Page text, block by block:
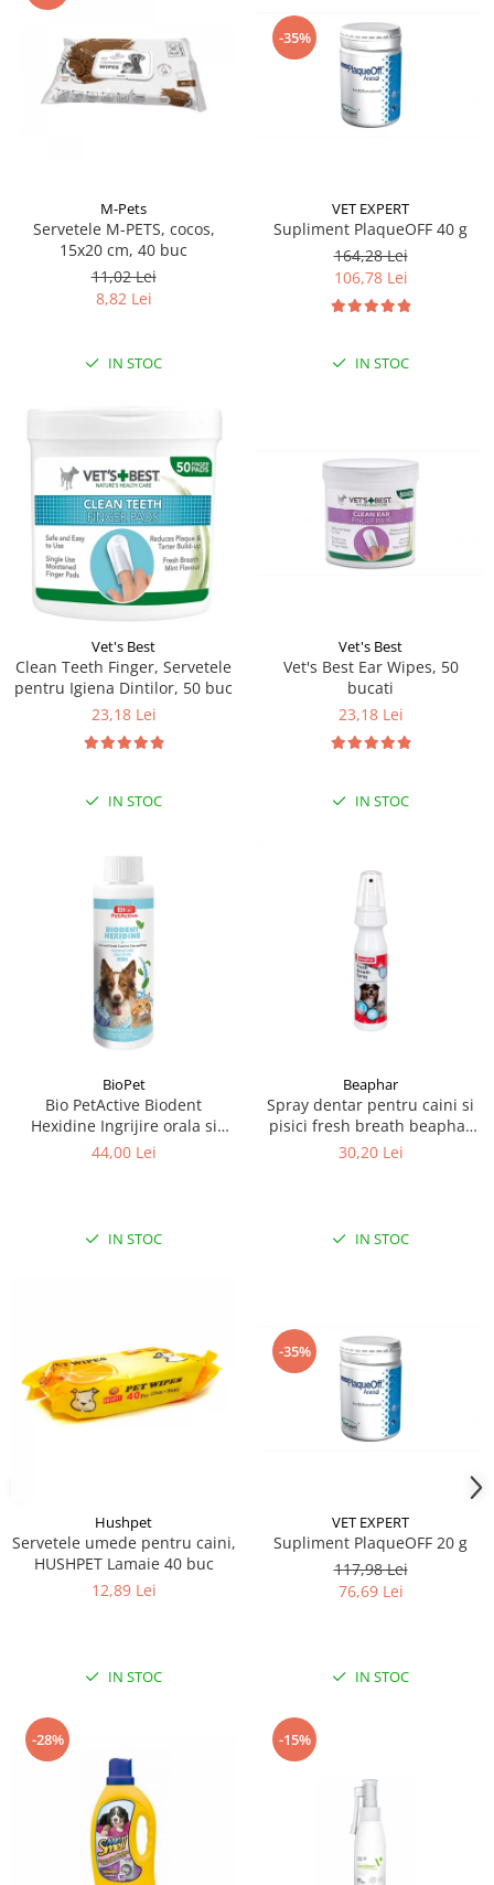
M-Pets
Servetele M-PETS, cocos,
15x20 cm, 40 buc
11,02 Lei
8,82 Lei
IN STOC
-35%
VET EXPERT
Supliment PlaqueOFF 40 g
164,28 Lei
106,78 Lei
IN STOC
Vet's Best
Clean Teeth Finger, Servetele
pentru Igiena Dintilor, 50 buc
23,18 Lei
IN STOC
Vet's Best
Vet's Best Ear Wipes, 50
bucati
23,18 Lei
IN STOC
BioPet
Bio PetActive Biodent
Hexidine Ingrijire orala si
dentara pentru caini si pisici
44,00 Lei
IN STOC
Beaphar
Spray dentar pentru caini si
pisici fresh breath beaphar
150ml
30,20 Lei
IN STOC
Hushpet
Servetele umede pentru caini,
HUSHPET Lamaie 40 buc
12,89 Lei
IN STOC
-35%
VET EXPERT
Supliment PlaqueOFF 20 g
117,98 Lei
76,69 Lei
IN STOC
-28% -15%